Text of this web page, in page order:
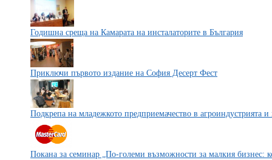
Годишна среща на Камарата на инсталаторите в България
Приключи първото издание на София Десерт Фест
Подкрепа на младежкото предприемачество в агроиндустрията
Покана за семинар „По-големи възможности за малкия бизнес: